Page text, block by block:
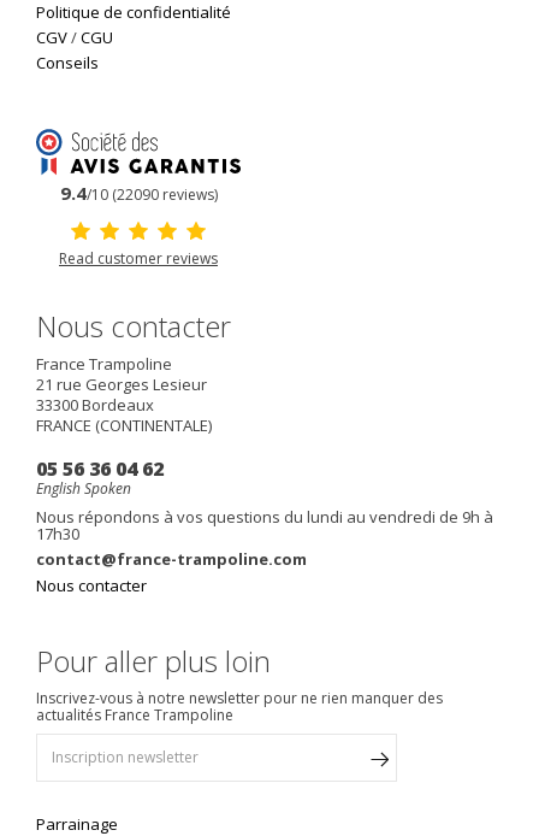
Politique de confidentialité
CGV/CGU
Conseils
9.4/10 (22090 reviews)
Read customer reviews
Nous contacter
France Trampoline
21 rue Georges Lesieur
33300Bordeaux
FRANCE (CONTINENTALE)
05 56 36 04 62
English Spoken
Nous répondons à vos questions du lundi au vendredi de 9h à
17h30
contact@france-trampoline.com
Nous contacter
Pour aller plus loin
Inscrivez-vous à notre newsletter pour ne rien manquer des
actualités France Trampoline
Parrainage